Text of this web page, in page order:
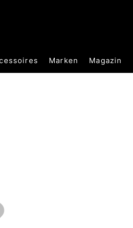
Marken Magazin